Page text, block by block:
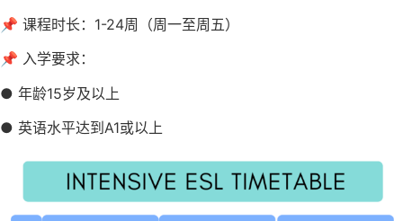
📌 课程时长：1-24周（周一至周五）
📌 入学要求：
● 年龄15岁及以上
● 英语水平达到A1或以上